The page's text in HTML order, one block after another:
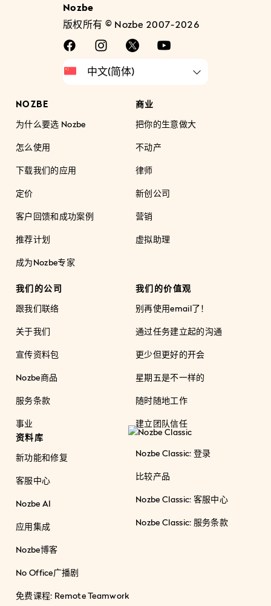
Nozbe
版权所有 © Nozbe 2007-2026
NOZBE
为什么要选 Nozbe
怎么使用
下载我们的应用
定价
客户回馈和成功案例
推荐计划
成为Nozbe专家
商业
把你的生意做大
不动产
律师
新创公司
营销
虚拟助理
我们的公司
跟我们联络
关于我们
宣传资料包
Nozbe商品
服务条款
事业
我们的价值观
别再使用email了！
通过任务建立起的沟通
更少但更好的开会
星期五是不一样的
随时随地工作
建立团队信任
资料库
新功能和修复
客服中心
Nozbe AI
应用集成
Nozbe博客
No Office广播剧
免费课程: Remote Teamwork
Nozbe Classic: 登录
比较产品
Nozbe Classic: 客服中心
Nozbe Classic: 服务条款